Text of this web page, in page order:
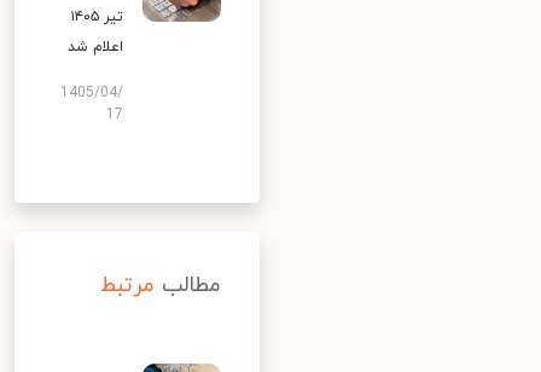
تیر ۱۴۰۵
اعلام شد
1405/04/
17
مطالب مرتبط